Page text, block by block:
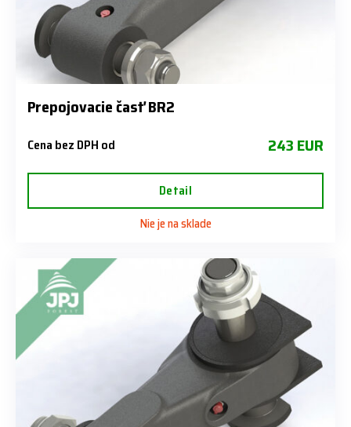
Prepojovacie časť BR2
Cena bez DPH od 243 EUR
Detail
Nie je na sklade